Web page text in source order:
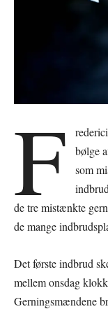
F
bølge
som
de tre mistænkte
de mange
Det første indbrud
mellem onsdag
Gerningsmændene